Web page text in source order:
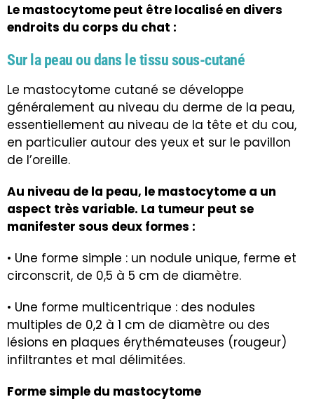
Le mastocytome peut être localisé en divers
endroits du corps du chat :
Sur la peau ou dans le tissu sous-cutané
Le mastocytome cutané se développe
généralement au niveau du derme de la peau,
essentiellement au niveau de la tête et du cou,
en particulier autour des yeux et sur le pavillon
de l’oreille.
Au niveau de la peau, le mastocytome a un
aspect très variable. La tumeur peut se
manifester sous deux formes :
• Une forme simple : un nodule unique, ferme et
circonscrit, de 0,5 à 5 cm de diamètre.
• Une forme multicentrique : des nodules
multiples de 0,2 à 1 cm de diamètre ou des
lésions en plaques érythémateuses (rougeur)
infiltrantes et mal délimitées.
Forme simple du mastocytome